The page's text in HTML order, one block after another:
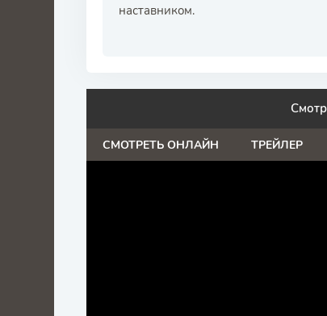
наставником.
СМОТРЕТЬ ОНЛАЙН ТРЕЙЛЕР